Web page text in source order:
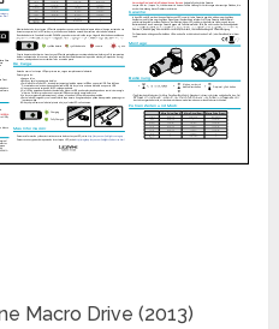
Macro Drive (2013)